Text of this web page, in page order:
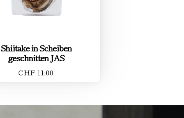
Shiitake in Scheiben
geschnitten JAS
CHF 11.00